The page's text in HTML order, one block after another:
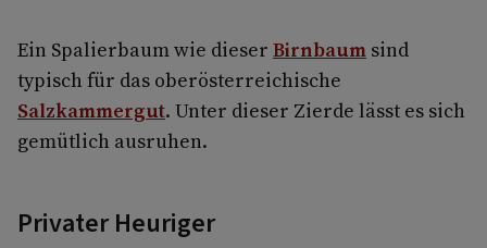
Ein Spalierbaum wie dieser Birnbaum sind
typisch für das oberösterreichische
Salzkammergut. Unter dieser Zierde lässt es sich
gemütlich ausruhen.
Privater Heuriger